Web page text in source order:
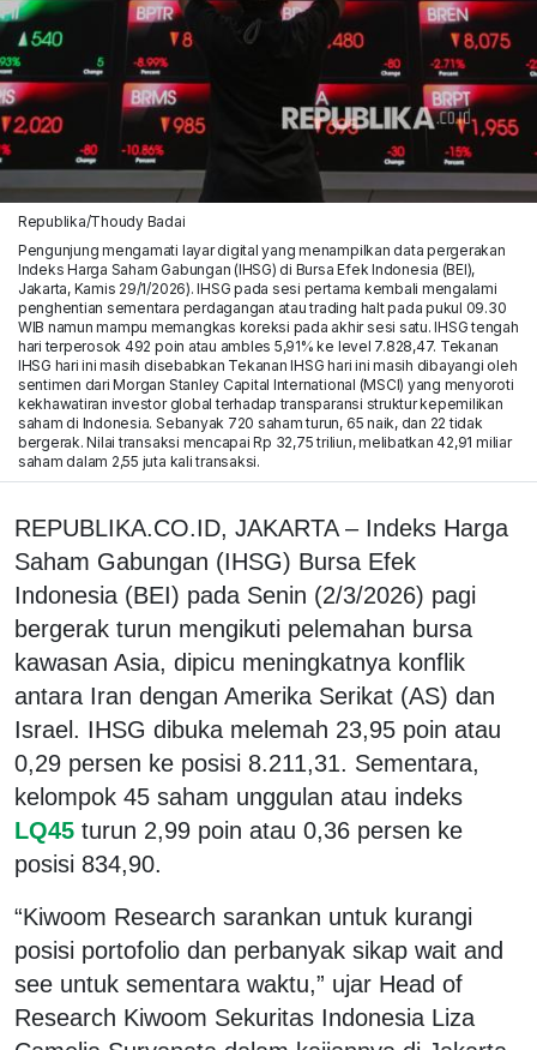
Republika/Thoudy Badai
Pengunjung mengamati layar digital yang menampilkan data pergerakan
Indeks Harga Saham Gabungan (IHSG) di Bursa Efek Indonesia (BEI),
Jakarta, Kamis 29/1/2026). IHSG pada sesi pertama kembali mengalami
penghentian sementara perdagangan atau trading halt pada pukul 09.30
WIB namun mampu memangkas koreksi pada akhir sesi satu. IHSG tengah
hari terperosok 492 poin atau ambles 5,91% ke level 7.828,47. Tekanan
IHSG hari ini masih disebabkan Tekanan IHSG hari ini masih dibayangi oleh
sentimen dari Morgan Stanley Capital International (MSCI) yang menyoroti
kekhawatiran investor global terhadap transparansi struktur kepemilikan
saham di Indonesia. Sebanyak 720 saham turun, 65 naik, dan 22 tidak
bergerak. Nilai transaksi mencapai Rp 32,75 triliun, melibatkan 42,91 miliar
saham dalam 2,55 juta kali transaksi.
REPUBLIKA.CO.ID, JAKARTA – Indeks Harga
Saham Gabungan (IHSG) Bursa Efek
Indonesia (BEI) pada Senin (2/3/2026) pagi
bergerak turun mengikuti pelemahan bursa
kawasan Asia, dipicu meningkatnya konflik
antara Iran dengan Amerika Serikat (AS) dan
Israel. IHSG dibuka melemah 23,95 poin atau
0,29 persen ke posisi 8.211,31. Sementara,
kelompok 45 saham unggulan atau indeks
LQ45 turun 2,99 poin atau 0,36 persen ke
posisi 834,90.
“Kiwoom Research sarankan untuk kurangi
posisi portofolio dan perbanyak sikap wait and
see untuk sementara waktu,” ujar Head of
Research Kiwoom Sekuritas Indonesia Liza